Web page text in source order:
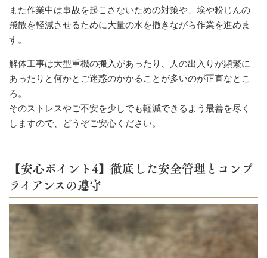
また作業中は事故を起こさないための対策や、埃や粉じんの
飛散を軽減させるために大量の水を撒きながら作業を進めま
す。
解体工事は大型重機の搬入があったり、人の出入りが頻繁に
あったりと何かとご迷惑のかかることが多いのが正直なとこ
ろ。
そのストレスやご不安を少しでも軽減できるよう最善を尽く
しますので、どうぞご安心ください。
【安心ポイント4】徹底した安全管理とコンプ
ライアンスの遵守